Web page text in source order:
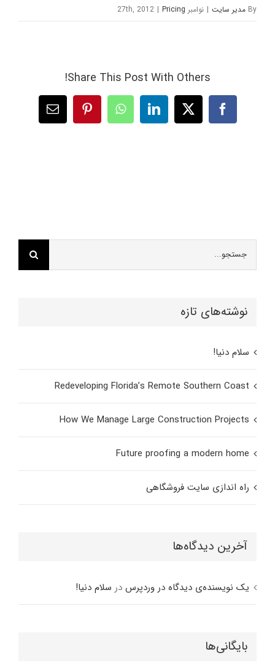
By مدیر سایت | نوامبر 27th, 2012 | Pricing
Share This Post With Others!
Facebook
Twitter
LinkedIn
WhatsApp
Pinterestپست
الکترونیک
جستجو
برای:
نوشته‌های تازه
سلام دنیا!
Redeveloping Florida’s Remote Southern Coast
How We Manage Large Construction Projects
Future proofing a modern home
راه اندازی سایت فروشگاهی
آخرین دیدگاه‌ها
یک نویسنده‌ی دیدگاه در وردپرس در سلام دنیا!
بایگانی‌ها